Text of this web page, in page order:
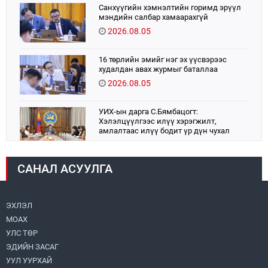
Санхүүгийн хэмнэлтийн горимд эрүүл
мэндийн салбар хамаарахгүй
2026.08.05
16 төрлийн эмийг нэг эх үүсвэрээс
худалдан авах журмыг баталлаа
2026.08.05
УИХ-ын дарга С.Бямбацогт:
Хэлэлцүүлгээс илүү хэрэгжилт,
амлалтаас илүү бодит үр дүн чухал
Монголбанк 7 дугаар сард 1,439.2 кг үнэт
САНАЛ АСУУЛГА
ЭХЛЭЛ
МОАХ
УЛС ТӨР
ЭДИЙН ЗАСАГ
УУЛ УУРХАЙ